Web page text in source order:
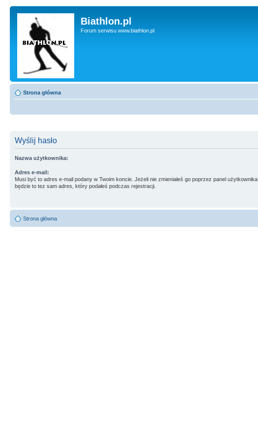
Biathlon.pl
Forum serwisu www.biathlon.pl
Strona główna
Wyślij hasło
Nazwa użytkownika:
Adres e-mail:
Musi być to adres e-mail podany w Twoim koncie. Jeżeli nie zmieniałeś go poprzez panel użytkownika
będzie to tez sam adres, który podałeś podczas rejestracji.
Strona główna